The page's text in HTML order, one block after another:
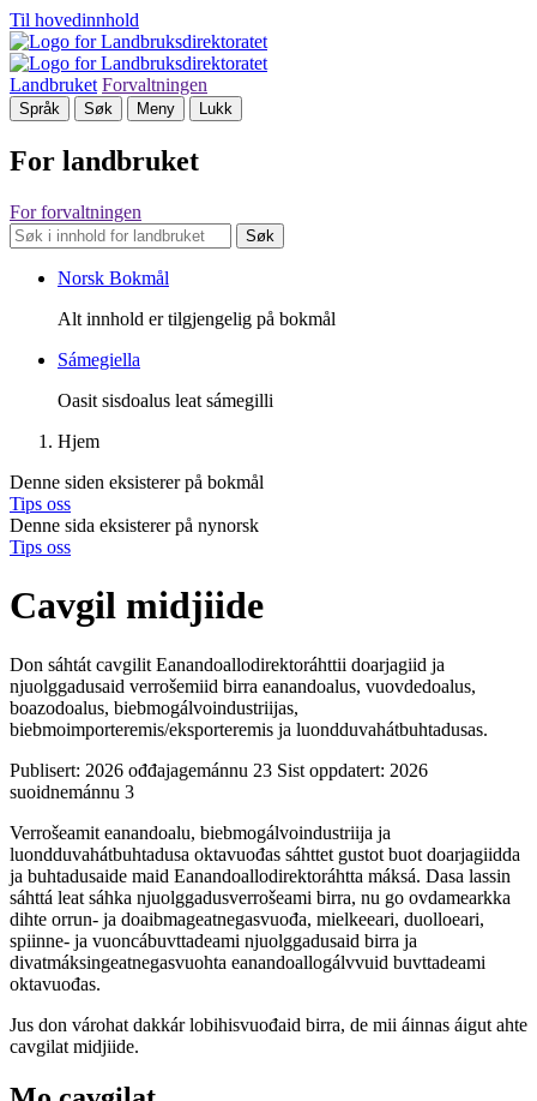
Til hovedinnhold
Landbruket Forvaltningen
Språk Søk Meny Lukk
For landbruket
For forvaltningen
Søk
Norsk Bokmål
Alt innhold er tilgjengelig på bokmål
Sámegiella
Oasit sisdoalus leat sámegilli
Hjem
Denne siden eksisterer på bokmål
Tips oss
Denne sida eksisterer på nynorsk
Tips oss
Cavgil midjiide
Don sáhtát cavgilit Eanandoallodirektoráhttii doarjagiid ja
njuolggadusaid verrošemiid birra eanandoalus, vuovdedoalus,
boazodoalus, biebmogálvoindustriijas,
biebmoimporteremis/eksporteremis ja luondduvahátbuhtadusas.
Publisert: 2026 ođđajagemánnu 23 Sist oppdatert: 2026
suoidnemánnu 3
Verrošeamit eanandoalu, biebmogálvoindustriija ja
luondduvahátbuhtadusa oktavuođas sáhttet gustot buot doarjagiidda
ja buhtadusaide maid Eanandoallodirektoráhtta máksá. Dasa lassin
sáhttá leat sáhka njuolggadusverrošeami birra, nu go ovdamearkka
dihte orrun- ja doaibmageatnegasvuođa, mielkeeari, duolloeari,
spiinne- ja vuoncábuvttadeami njuolggadusaid birra ja
divatmáksingeatnegasvuohta eanandoallogálvvuid buvttadeami
oktavuođas.
Jus don várohat dakkár lobihisvuođaid birra, de mii áinnas áigut ahte
cavgilat midjiide.